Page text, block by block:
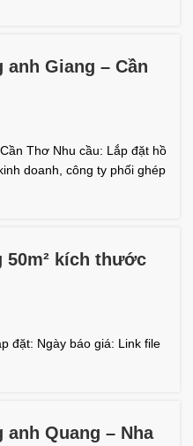
Giang – Cần
Thơ Nhu cầu: Lắp đặt hồ
doanh, công ty phối ghép
50m² kích thước
đặt: Ngày báo giá: Link file
Quang – Nha